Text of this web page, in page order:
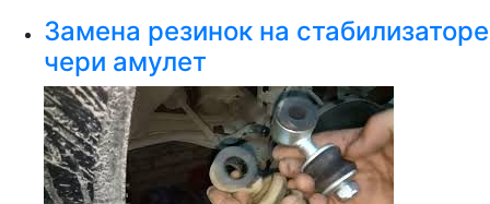
Замена резинок на стабилизаторе
чери амулет